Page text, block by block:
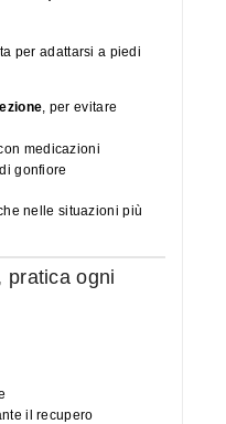
per adattarsi a piedi
, per evitare
medicazioni
gonfiore
nelle situazioni più
pratica ogni
il recupero